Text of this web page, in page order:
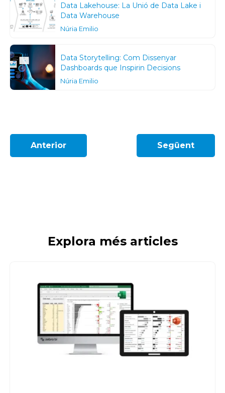
Data Lakehouse: La Unió de Data Lake i
Data Warehouse
Núria Emilio
Data Storytelling: Com Dissenyar
Dashboards que Inspirin Decisions
Núria Emilio
Anterior Següent
Explora més articles